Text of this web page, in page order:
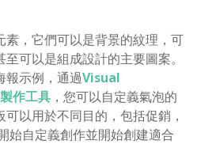
，它們可以是背景的紋理，可
可以是組成設計的主要圖案。
報示例，通過Visual
作工具 ，您可以自定義氣泡的
以用於不同目的，包括促銷，
始自定義創作並開始創建適合